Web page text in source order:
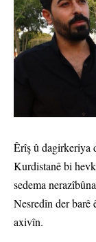
Êrîş û dagirkeriya
Kurdistanê bi
sedema
Nesredîn der
axivîn.